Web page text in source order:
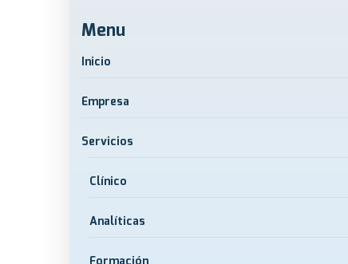
Menu
Inicio
Empresa
Servicios
Clínico
Analíticas